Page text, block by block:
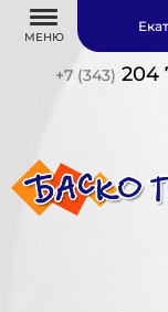
МЕНЮ
+7 (343) 204